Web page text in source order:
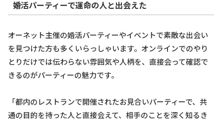
婚活パーティーで運命の人と出会えた
オーネット主催の婚活パーティーやイベントで素敵な出会い
を見つけた方も多くいらっしゃいます。オンラインでのやり
とりだけでは伝わらない雰囲気や人柄を、直接会って確認で
きるのがパーティーの魅力です。
「都内のレストランで開催されたお見合いパーティーで、共
通の目的を持った人と直接会えて、相手のことを深く知るき